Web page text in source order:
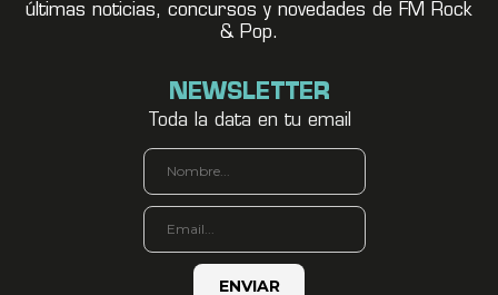
últimas noticias, concursos y novedades de FM Rock
& Pop.
NEWSLETTER
Toda la data en tu email